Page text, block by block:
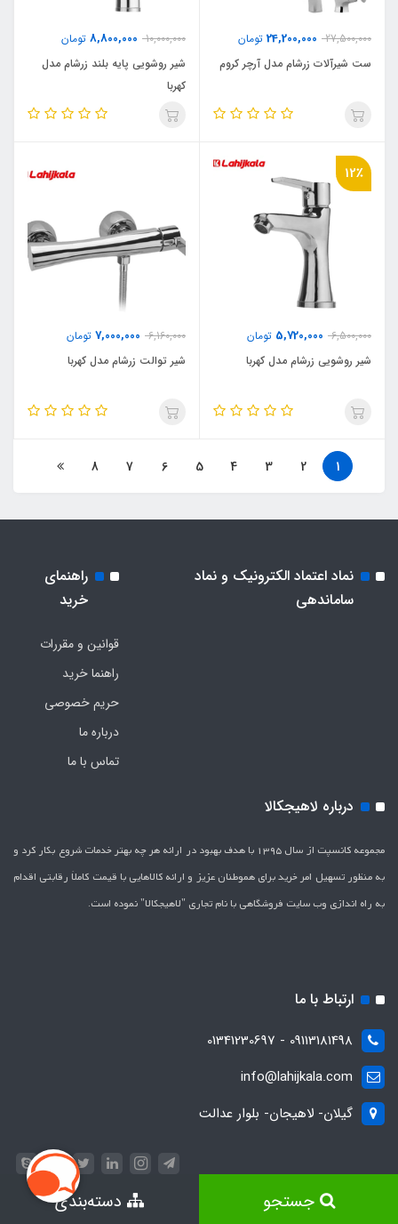
27,500,000
24,200,000 تومان
ست شیرآلات زرشام مدل آرچر کروم
10,000,000
8,800,000 تومان
شیر روشویی پایه بلند زرشام مدل
کهربا
12٪
6,500,000
5,720,000 تومان
شیر روشویی زرشام مدل کهربا
6,160,000
7,000,000 تومان
شیر توالت زرشام مدل کهربا
1
2
3
4
5
6
7
8
جستجو
نماد اعتماد الکترونیک و نماد
ساماندهی
راهنمای
خرید
قوانین و مقررات
راهنما خرید
حریم خصوصی
درباره ما
تماس با ما
درباره لاهیجکالا
مجموعه کانسپت از سال 1395 با هدف بهبود در ارائه هر چه بهتر خدمات شروع بکار کرد و
به منظور تسهیل امر خرید برای هموطنان عزیز و ارائه کالاهایی با قیمت کاملاَ رقابتی اقدام
به راه اندازی وب سایت فروشگاهی با نام تجاری "لاهیج­کالا" نموده است.
ارتباط با ما
09113181498 - 01341230697
info@lahijkala.com
گیلان- لاهیجان- بلوار عدالت
ساخت سایت توسطپرتال